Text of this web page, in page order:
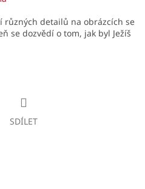
různých detailů na obrázcích se
se dozvědí o tom, jak byl Ježíš
SDÍLET